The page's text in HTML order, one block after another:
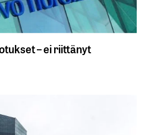
– ei riittänyt